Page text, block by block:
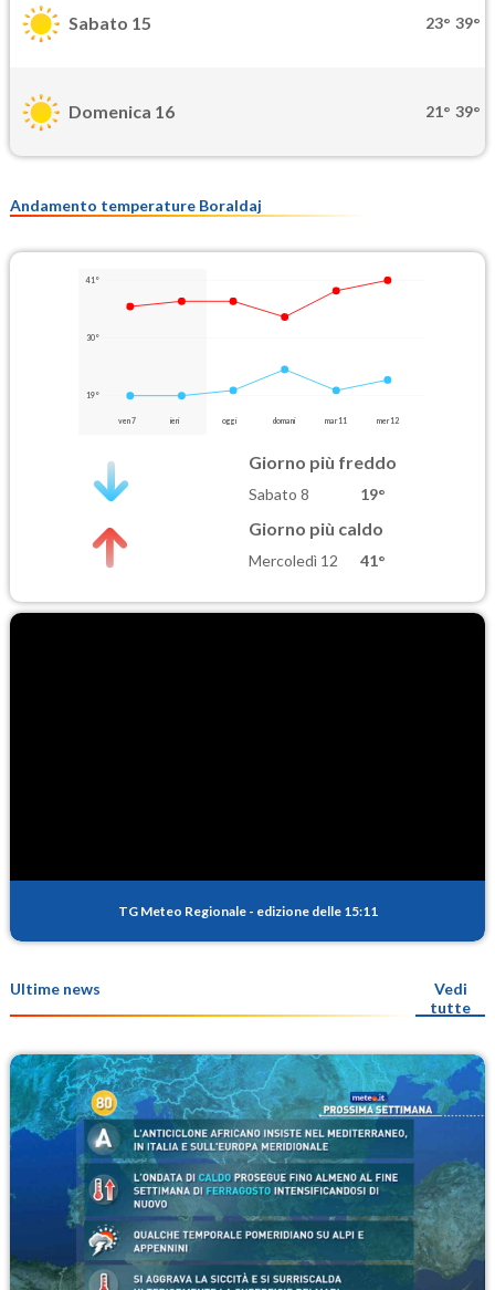
Sabato 15 23° 39°
Domenica 16 21° 39°
Andamento temperature Boraldaj
41°
30°
19°
ven 7 ieri oggi domani mar 11 mer 12
Giorno più freddo
Sabato 8 19°
Giorno più caldo
Mercoledì 12 41°
TG Meteo Regionale - edizione delle 15:11
Ultime news
Vedi
tutte